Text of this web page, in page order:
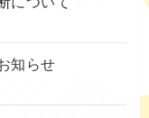
知らせ